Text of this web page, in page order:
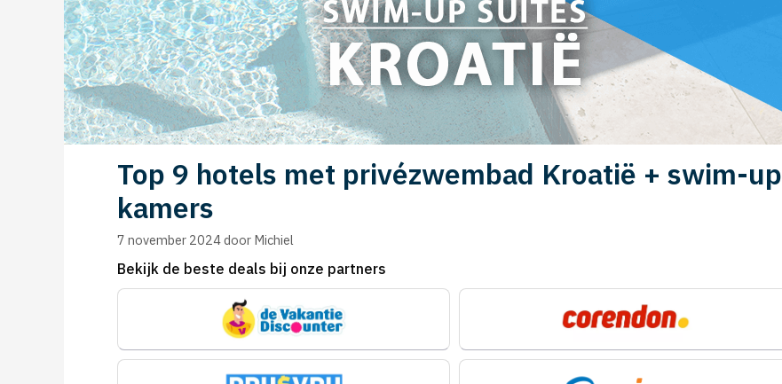
Top 9 hotels met privézwembad Kroatië + swim-up
kamers
7 november 2024door Michiel
Bekijk de beste deals bij onze partners